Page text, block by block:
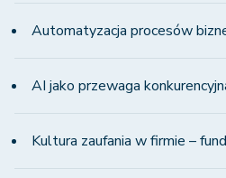
Automatyzacja procesów
AI jako przewaga
Kultura zaufania w firmie –